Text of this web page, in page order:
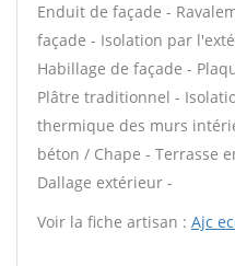
Enduit de façade -
façade - Isolation par
Habillage de façade -
Plâtre traditionnel -
thermique des murs
béton / Chape - Terrasse
Dallage extérieur -
Voir la fiche artisan : Ajc